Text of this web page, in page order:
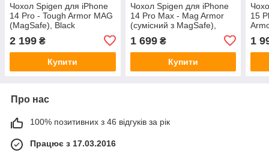
Чохол Spigen для iPhone
14 Pro - Tough Armor MAG
(MagSafe), Black
2 199 ₴
Купити
Чохол Spigen для iPhone
14 Pro Max - Mag Armor
(сумісний з MagSafe),
Deep Purple (ACS05584)
1 699₴
Купити
15
1
Про нас
100% позитивних з 46 відгуків за рік
Працює з 17.03.2016